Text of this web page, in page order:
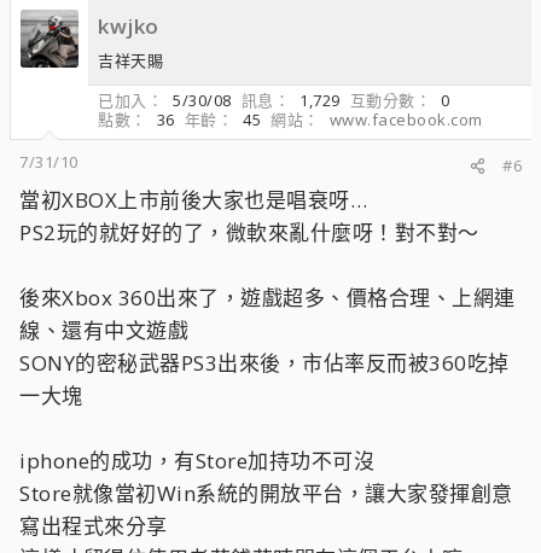
kwjko
吉祥天賜
已加入
5/30/08 訊息 1,729 互動分數
0
點數
36 年齡 45 網站
www.facebook.com
7/31/10
#6
當初XBOX上市前後大家也是唱衰呀…
PS2玩的就好好的了，微軟來亂什麼呀！對不對～
後來Xbox 360出來了，遊戲超多、價格合理、上網連
線、還有中文遊戲
SONY的密秘武器PS3出來後，市佔率反而被360吃掉
一大塊
iphone的成功，有Store加持功不可沒
Store就像當初Win系統的開放平台，讓大家發揮創意
寫出程式來分享